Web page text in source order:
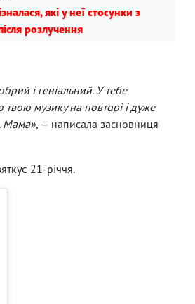
які у неї стосунки з
розлучення
і геніальний. У тебе
твою музику на повторі і дуже
Мама», — написала засновниця
21-річчя.